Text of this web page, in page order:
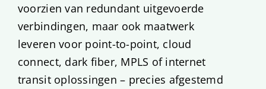
voorzien van redundant uitgevoerde
verbindingen, maar ook maatwerk
leveren voor point-to-point, cloud
connect, dark fiber, MPLS of internet
transit oplossingen – precies afgestemd